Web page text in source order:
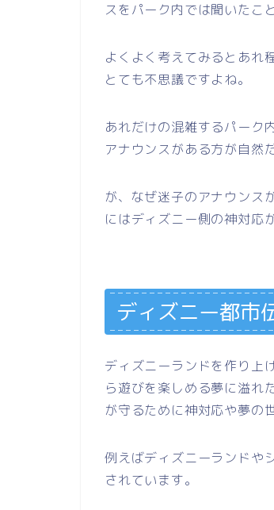
スをパーク内では聞いたこ
よくよく考えてみるとあれ
とても不思議ですよね。
あれだけの混雑するパーク
アナウンスがある方が自然
が、なぜ迷子のアナウンス
にはディズニー側の神対応
ディズニー都市
ディズニーランドを作り上
ら遊びを楽しめる夢に溢れ
が守るために神対応や夢の
例えばディズニーランドや
されています。